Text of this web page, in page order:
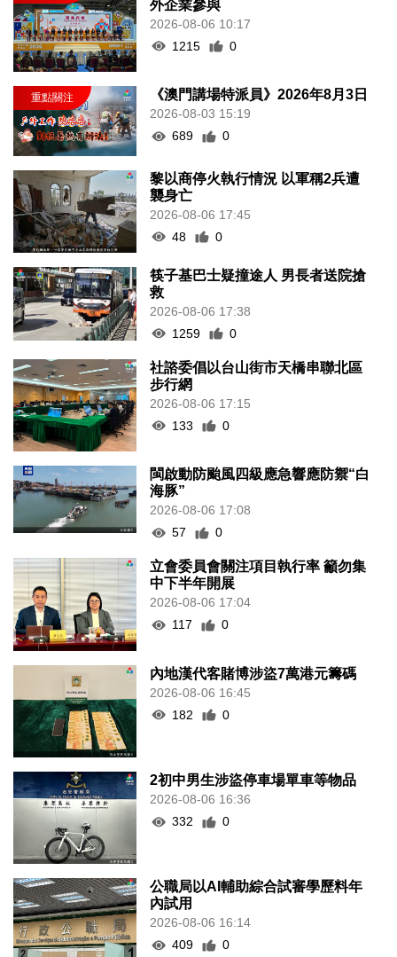
外企業參與
2026-08-06 10:17
1215
0
《澳門講場特派員》2026年8月3日
2026-08-03 15:19
689
0
黎以商停火執行情況 以軍稱2兵遭
襲身亡
2026-08-06 17:45
48
0
筷子基巴士疑撞途人 男長者送院搶
救
2026-08-06 17:38
1259
0
社諮委倡以台山街市天橋串聯北區
步行網
2026-08-06 17:15
133
0
閩啟動防颱風四級應急響應防禦“白
海豚”
2026-08-06 17:08
57
0
立會委員會關注項目執行率 籲勿集
中下半年開展
2026-08-06 17:04
117
0
內地漢代客賭博涉盜7萬港元籌碼
2026-08-06 16:45
182
0
2初中男生涉盜停車場單車等物品
2026-08-06 16:36
332
0
公職局以AI輔助綜合試審學歷料年
內試用
2026-08-06 16:14
409
0